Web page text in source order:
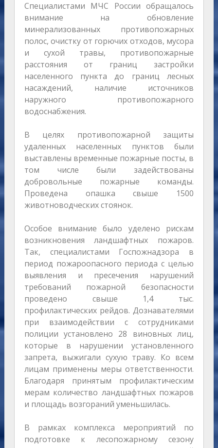
Специалистами МЧС России обращалось
внимание на обновление
минерализованных противопожарных
полос, очистку от горючих отходов, мусора
и сухой травы, противопожарные
расстояния от границ застройки
населенного пункта до границ лесных
насаждений, наличие источников
наружного противопожарного
водоснабжения.
В целях противопожарной защиты
удаленных населенных пунктов были
выставлены временные пожарные посты, в
том числе были задействованы
добровольные пожарные команды.
Проведена опашка свыше 1500
животноводческих стоянок.
Особое внимание было уделено рискам
возникновения ландшафтных пожаров.
Так, специалистами Госпожнадзора в
период пожароопасного периода с целью
выявления и пресечения нарушений
требований пожарной безопасности
проведено свыше 1,4 тыс.
профилактических рейдов. Дознавателями
при взаимодействии с сотрудниками
полиции установлено 28 виновных лиц,
которые в нарушении установленного
запрета, выжигали сухую траву. Ко всем
лицам применены меры ответственности.
Благодаря принятым профилактическим
мерам количество ландшафтных пожаров
и площадь возгораний уменьшилась.
В рамках комплекса мероприятий по
подготовке к лесопожарному сезону